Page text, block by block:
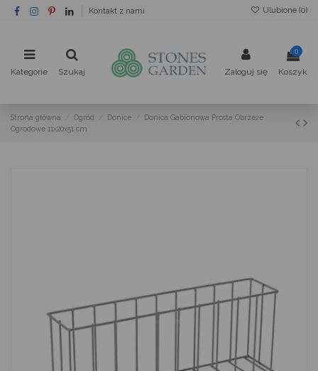
Kontakt z nami Ulubione (0)
Kategorie Szukaj Zaloguj się
0
Koszyk
Strona główna Ogród Donice
Donica Gabionowa Prosta Obrzeże
Ogrodowe 11x20x51 cm